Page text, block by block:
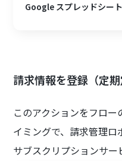
Google スプレッドシー
請求情報を登録（定
このアクションをフロ
イミングで、請求管理
サブスクリプションサ